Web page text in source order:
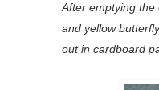
After emptying the
and yellow butterfly
out in cardboard